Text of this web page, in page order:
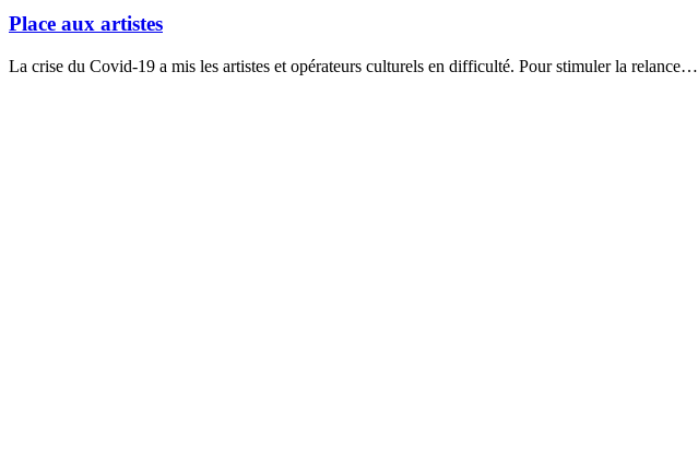
Place aux artistes
La crise du Covid-19 a mis les artistes et opérateurs culturels en difficulté. Pour stimuler la relance…